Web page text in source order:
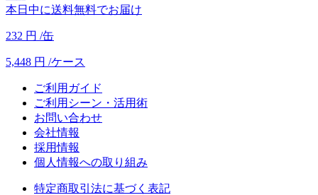
本日中に送料無料でお届け
232 円 /缶
5,448 円 /ケース
ご利用ガイド
ご利用シーン・活用術
お問い合わせ
会社情報
採用情報
個人情報への取り組み
特定商取引法に基づく表記